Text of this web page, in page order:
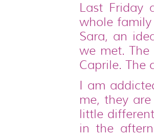
Last Friday
whole
Sara, an
we met.
Caprile. The
I am
me, they
little
in the